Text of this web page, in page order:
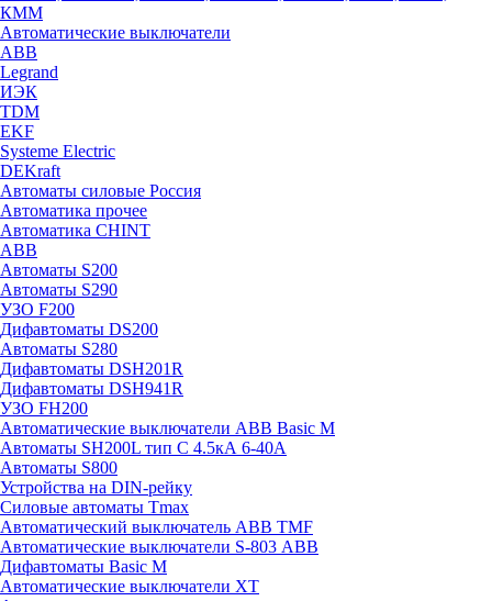
КММ
Автоматические выключатели
ABB
Legrand
ИЭК
TDM
EKF
Systeme Electric
DEKraft
Автоматы силовые Россия
Автоматика прочее
Автоматика CHINT
ABB
Автоматы S200
Автоматы S290
УЗО F200
Дифавтоматы DS200
Автоматы S280
Дифавтоматы DSH201R
Дифавтоматы DSH941R
УЗО FH200
Автоматические выключатели ABB Basic M
Автоматы SH200L тип С 4.5кА 6-40А
Автоматы S800
Устройства на DIN-рейку
Силовые автоматы Tmax
Автоматический выключатель ABB TMF
Автоматические выключатели S-803 АВВ
Дифавтоматы Basic M
Автоматические выключатели XT